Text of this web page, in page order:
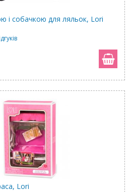
і собачкою для ляльок, Lori
Lori